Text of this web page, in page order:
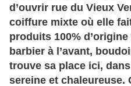
d’ouvrir rue du Vieux
coiffure mixte où elle
produits 100%
barbier à l’avant,
trouve sa place ici,
sereine et chaleureuse.